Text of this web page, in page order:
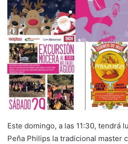
l
Este domingo, a las 11:30, tendrá
Peña Philips la tradicional master